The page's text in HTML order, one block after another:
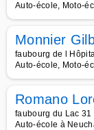
Auto-école, Moto-
Monnier
faubourg de l
Auto-école, Moto-
Romano
faubourg du Lac
Auto-école à